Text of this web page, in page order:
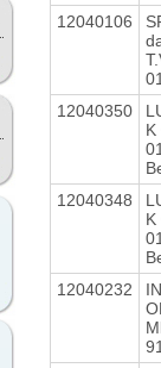
12040106
12040350
K
12040348
K
12040232